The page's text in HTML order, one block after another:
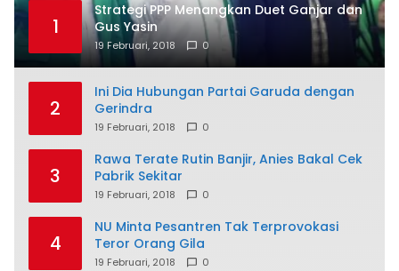
1
Strategi PPP Menangkan Duet Ganjar dan
Gus Yasin
19 Februari, 2018 0
2
Ini Dia Hubungan Partai Garuda dengan
Gerindra
19 Februari, 2018 0
3
Rawa Terate Rutin Banjir, Anies Bakal Cek
Pabrik Sekitar
19 Februari, 2018 0
4
NU Minta Pesantren Tak Terprovokasi
Teror Orang Gila
19 Februari, 2018 0